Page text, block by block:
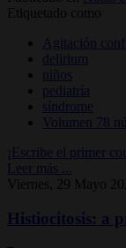
Etiquetado como
Agitación
delirium
niños
pediatría
síndrome
Volumen 78
¡Escribe el primer
Leer más ...
Viernes, 29 Mayo
Histiocitosis: a